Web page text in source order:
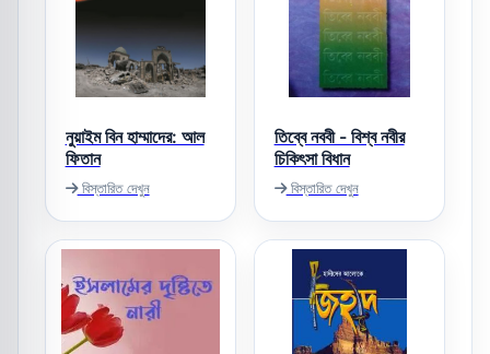
নুয়াইম বিন হাম্মাদের: আল
ফিতান
বিস্তারিত দেখুন
তিব্বে নববী - বিশ্ব নবীর
চিকিৎসা বিধান
বিস্তারিত দেখুন